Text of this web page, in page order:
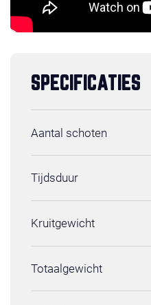
SPECIFICATIES
Aantal schoten
Tijdsduur
Kruitgewicht
Totaalgewicht